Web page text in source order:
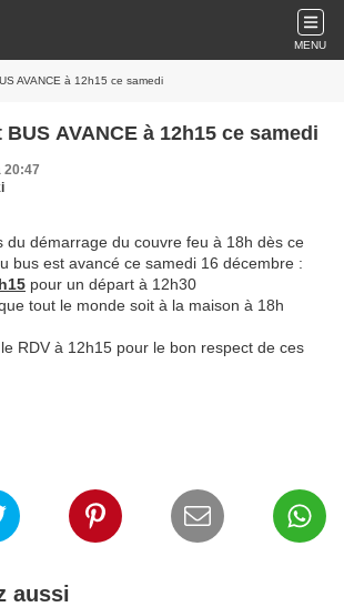
MENU
AVANCE à 12h15 ce samedi
Alerte : Départ BUS AVANCE à 12h15 ce samedi
20:47
du démarrage du couvre feu à 18h dès ce
bus est avancé ce samedi 16 décembre :
pour un départ à 12h30
tout le monde soit à la maison à 18h
RDV à 12h15 pour le bon respect de ces
aussi